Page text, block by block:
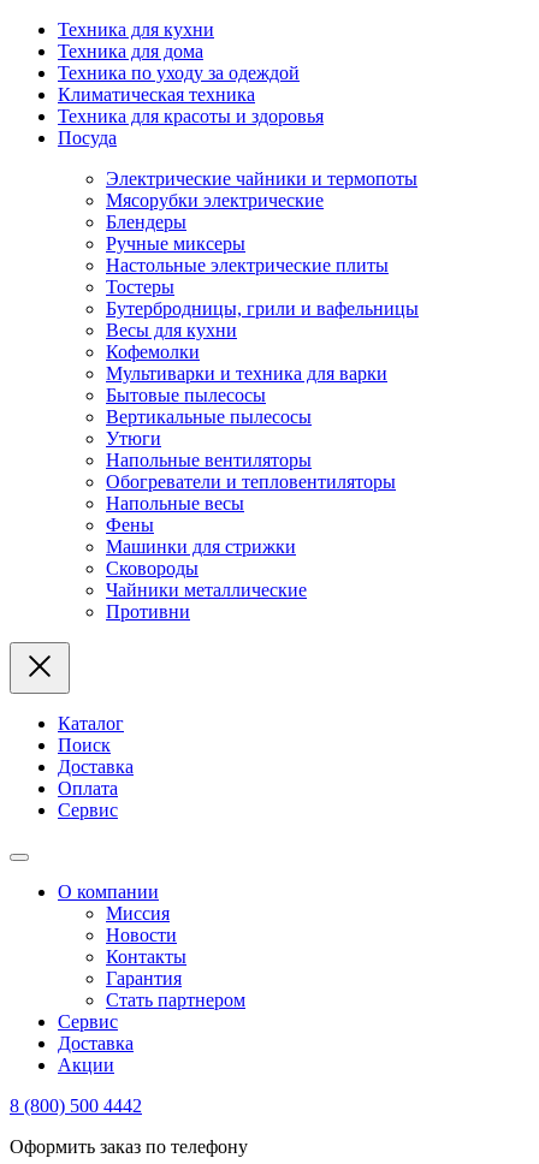
Техника для кухни
Техника для дома
Техника по уходу за одеждой
Климатическая техника
Техника для красоты и здоровья
Посуда
Электрические чайники и термопоты
Мясорубки электрические
Блендеры
Ручные миксеры
Настольные электрические плиты
Тостеры
Бутербродницы, грили и вафельницы
Весы для кухни
Кофемолки
Мультиварки и техника для варки
Бытовые пылесосы
Вертикальные пылесосы
Утюги
Напольные вентиляторы
Обогреватели и тепловентиляторы
Напольные весы
Фены
Машинки для стрижки
Сковороды
Чайники металлические
Противни
Каталог
Поиск
Доставка
Оплата
Сервис
О компании
Миссия
Новости
Контакты
Гарантия
Стать партнером
Сервис
Доставка
Акции
8 (800) 500 4442
Оформить заказ по телефону